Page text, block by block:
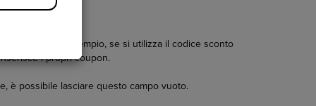
utile, ad esempio, se si utilizza il codice sconto
i propri coupon.
è possibile lasciare questo campo vuoto.